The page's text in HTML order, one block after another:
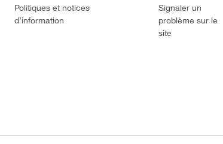
Politiques et notices
d’information
Signaler un
problème sur le
site